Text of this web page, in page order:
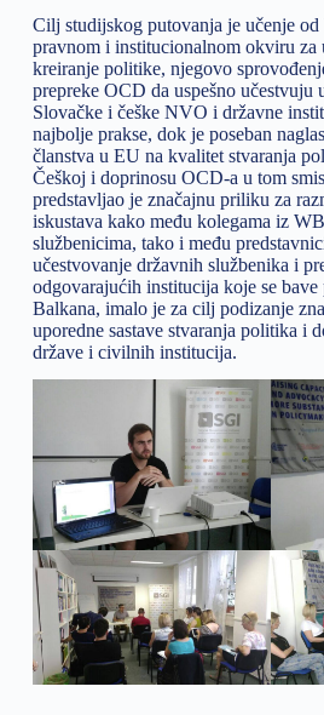
Cilj studijskog putovanja je učenje
pravnom i institucionalnom okviru
kreiranje politike, njegovo
prepreke OCD da uspešno učestvuju
Slovačke i češke NVO i državne
najbolje prakse, dok je poseban
članstva u EU na kvalitet stvaranja
Češkoj i doprinosu OCD-a u tom
predstavljao je značajnu priliku za
iskustava kako među kolegama iz
službenicima, tako i među
učestvovanje državnih službenika i
odgovarajućih institucija koje se
Balkana, imalo je za cilj podizanje
uporedne sastave stvaranja politika i
države i civilnih institucija.